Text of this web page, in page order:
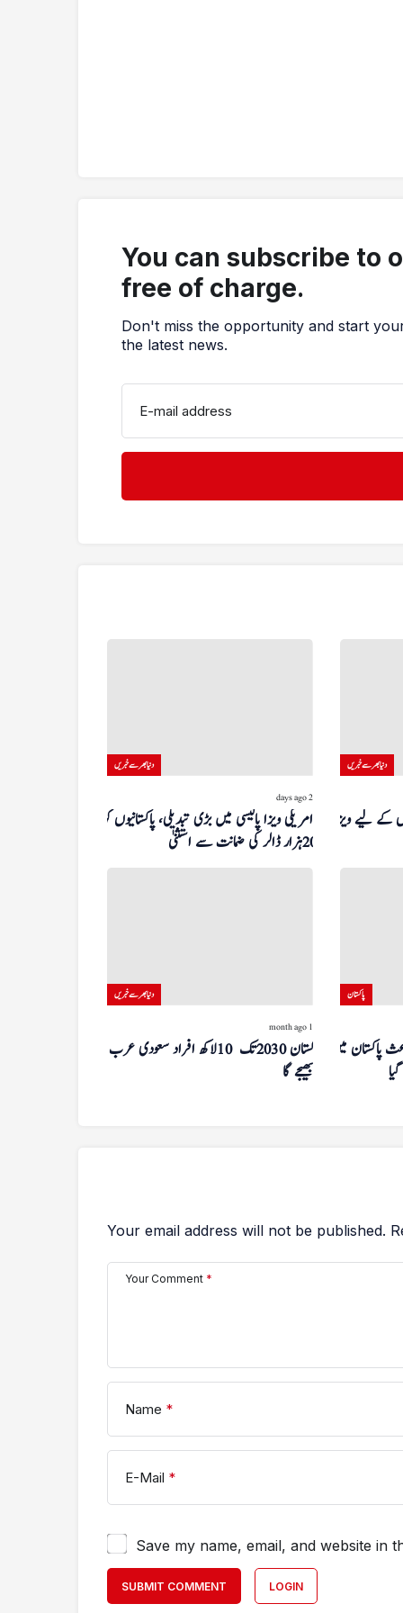
You can subscribe to
free of charge.
Don't miss the opportunity and start
the latest news.
E-mail address
دنیا بھر سے خبریں
2 days ago
امریکی ویزا پالیسی میں بڑی تبدیلی، پاکستانیوں کو
20 ہزار ڈالر کی ضمانت سے استثنیٰ
دنیا بھر سے خبریں
لیے ویزا کا
دنیا بھر سے خبریں
1 month ago
پاکستان 2030 تک 10 لاکھ افراد سعودی عرب
بھیجے گا
پاکستان
میں
Your email address will not be published.
Your Comment *
Name *
E-Mail *
Save my name, email, and website in
SUBMIT COMMENT LOGIN